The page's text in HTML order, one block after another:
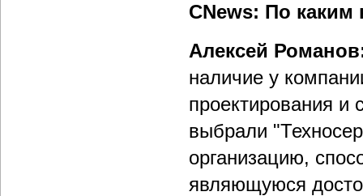
CNews: По каким
Алексей
наличие у
проектирования
выбрали
организацию,
являющуюся